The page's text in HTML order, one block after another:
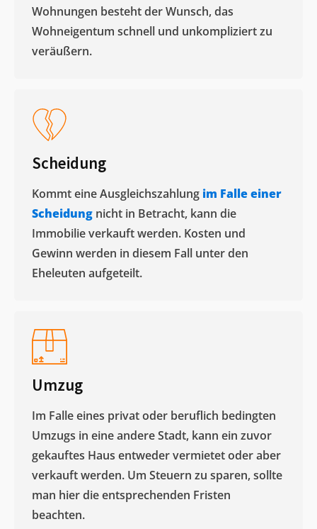
Wohnungen besteht der Wunsch, das
Wohneigentum schnell und unkompliziert zu
veräußern. ​
Scheidung
Kommt eine Ausgleichszahlung im Falle einer
Scheidung nicht in Betracht, kann die
Immobilie verkauft werden. Kosten und
Gewinn werden in diesem Fall unter den
Eheleuten aufgeteilt.​
Umzug
Im Falle eines privat oder beruflich bedingten
Umzugs in eine andere Stadt, kann ein zuvor
gekauftes Haus entweder vermietet oder aber
verkauft werden. Um Steuern zu sparen, sollte
man hier die entsprechenden Fristen
beachten.